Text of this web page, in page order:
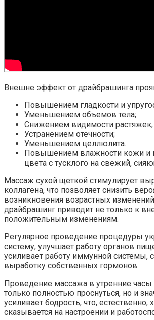
Внешне эффект от драйбрашинга
Повышением гладкости и
Уменьшением объемов тела;
Снижением видимости растяжек;
Устранением отечности;
Уменьшением целлюлита.
Повышением влажности кожи и
цвета с тусклого на свежий,
Массаж сухой щеткой стимулирует
коллагена, что позволяет снизить
возникновения возрастных
драйбрашинг приводит не только к
положительным изменениям.
Регулярное проведение процедуры
систему, улучшает работу органов
усиливает работу иммунной системы,
выработку собственных гормонов.
Проведение массажа в утренние часы
только полностью проснуться, но и
усиливает бодрость, что, естественно,
сказывается на настроении и